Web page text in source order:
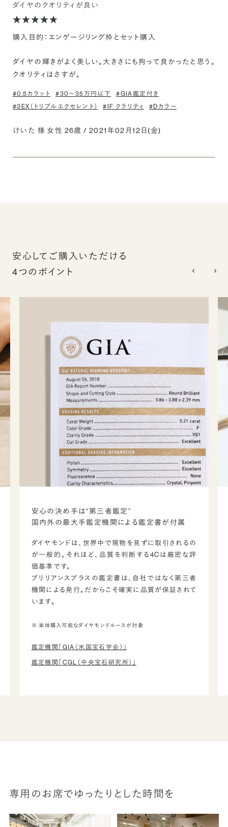
ダイヤのクオリティが良い
購入目的：エンゲージリング枠とセット購入
ダイヤの輝きがよく美しい。大きさにも拘って良かったと思う。
クオリティはさすが。
#0.5カラット #30〜35万円以下
#GIA鑑定付き
#3EX（トリプルエクセレント）
#IF クラリティ #Dカラー
けいた 様 女性 26歳 / 2021年02月12日(金)
安心してご購入いただける
4つのポイント
安心の決め手は“第三者鑑定”
国内外の最大手鑑定機関による鑑定書が付属
ダイヤモンドは、世界中で現物を見ずに取引されるの
が一般的。それほど、品質を判断する4Cは厳密な評
価基準です。
ブリリアンスプラスの鑑定書は、自社ではなく第三者
機関による発行。だからこそ確実に品質が保証されて
います。
※ 単体購入可能なダイヤモンドルースが対象
鑑定機関「GIA（米国宝石学会）」
鑑定機関「CGL（中央宝石研究所）」
専用のお席でゆったりとした時間を